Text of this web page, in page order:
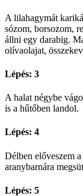
A lilahagymát
sózom, borsozom,
állni egy darabig.
olívaolajat,
Lépés: 3
A halat négybe
is a hűtőben landol.
Lépés: 4
Délben előveszem
aranybarnára
Lépés: 5